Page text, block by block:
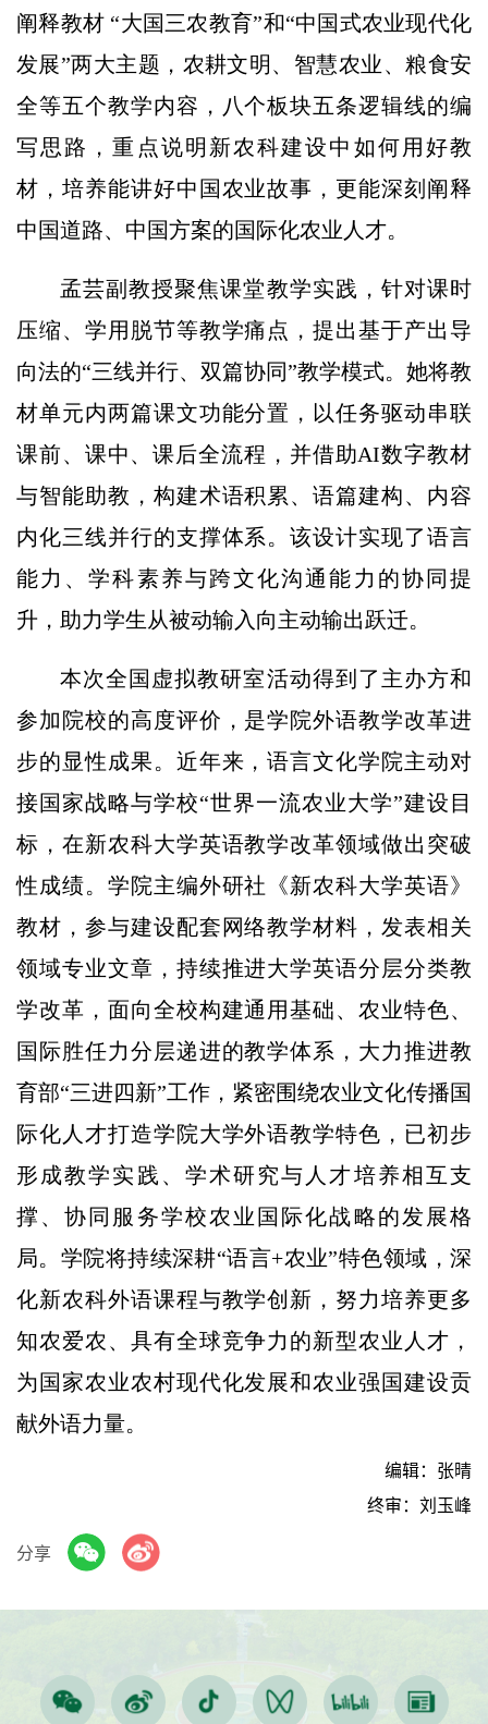
阐释教材 “大国三农教育”和“中国式农业现代化
发展”两大主题，农耕文明、智慧农业、粮食安
全等五个教学内容，八个板块五条逻辑线的编
写思路，重点说明新农科建设中如何用好教
材，培养能讲好中国农业故事，更能深刻阐释
中国道路、中国方案的国际化农业人才。
孟芸副教授聚焦课堂教学实践，针对课时
压缩、学用脱节等教学痛点，提出基于产出导
向法的“三线并行、双篇协同”教学模式。她将教
材单元内两篇课文功能分置，以任务驱动串联
课前、课中、课后全流程，并借助AI数字教材
与智能助教，构建术语积累、语篇建构、内容
内化三线并行的支撑体系。该设计实现了语言
能力、学科素养与跨文化沟通能力的协同提
升，助力学生从被动输入向主动输出跃迁。
本次全国虚拟教研室活动得到了主办方和
参加院校的高度评价，是学院外语教学改革进
步的显性成果。近年来，语言文化学院主动对
接国家战略与学校“世界一流农业大学”建设目
标，在新农科大学英语教学改革领域做出突破
性成绩。学院主编外研社《新农科大学英语》
教材，参与建设配套网络教学材料，发表相关
领域专业文章，持续推进大学英语分层分类教
学改革，面向全校构建通用基础、农业特色、
国际胜任力分层递进的教学体系，大力推进教
育部“三进四新”工作，紧密围绕农业文化传播国
际化人才打造学院大学外语教学特色，已初步
形成教学实践、学术研究与人才培养相互支
撑、协同服务学校农业国际化战略的发展格
局。学院将持续深耕“语言+农业”特色领域，深
化新农科外语课程与教学创新，努力培养更多
知农爱农、具有全球竞争力的新型农业人才，
为国家农业农村现代化发展和农业强国建设贡
献外语力量。
编辑：张晴
终审：刘玉峰
分享